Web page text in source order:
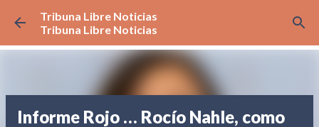
Ir al contenido principal
Tribuna Libre Noticias
Tribuna Libre Noticias
Informe Rojo … Rocío Nahle, como